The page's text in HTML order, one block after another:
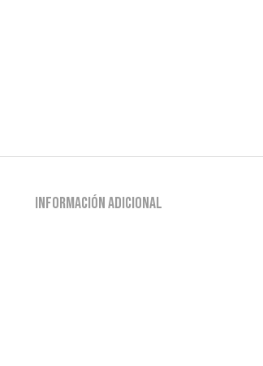
Información adicional